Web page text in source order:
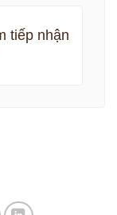
tiếp nhận